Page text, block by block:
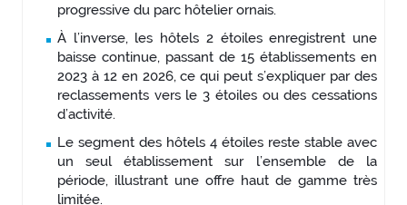
progressive du parc hôtelier ornais.
À l’inverse, les hôtels 2 étoiles enregistrent une
baisse continue, passant de 15 établissements en
2023 à 12 en 2026, ce qui peut s’expliquer par des
reclassements vers le 3 étoiles ou des cessations
d’activité.
Le segment des hôtels 4 étoiles reste stable avec
un seul établissement sur l’ensemble de la
période, illustrant une offre haut de gamme très
limitée.